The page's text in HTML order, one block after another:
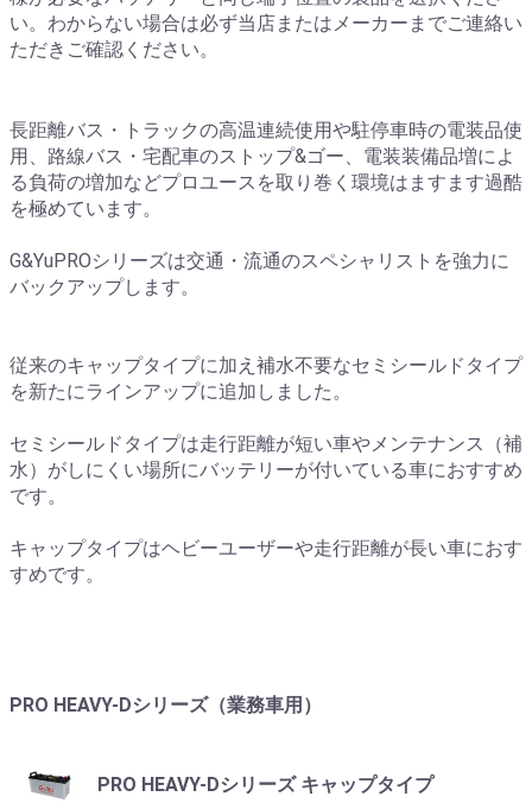
い。わからない場合は必ず当店またはメーカーまでご連絡い
ただきご確認ください。
長距離バス・トラックの高温連続使用や駐停車時の電装品使
用、路線バス・宅配車のストップ&ゴー、電装装備品増によ
る負荷の増加などプロユースを取り巻く環境はますます過酷
を極めています。
G&YuPROシリーズは交通・流通のスペシャリストを強力に
バックアップします。
従来のキャップタイプに加え補水不要なセミシールドタイプ
を新たにラインアップに追加しました。
セミシールドタイプは走行距離が短い車やメンテナンス（補
水）がしにくい場所にバッテリーが付いている車におすすめ
です。
キャップタイプはヘビーユーザーや走行距離が長い車におす
すめです。
PRO HEAVY-Dシリーズ（業務車用）
PRO HEAVY-Dシリーズ キャップタイプ